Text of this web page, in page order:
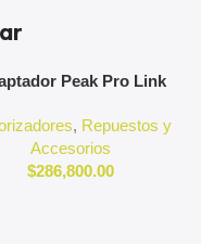
Peak Pro Link
, Repuestos y
Accesorios
$286,800.00